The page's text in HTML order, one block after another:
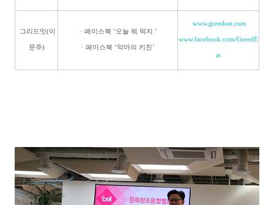
그리드잇(이
문주)
· 페이스북 ‘오늘 뭐 먹지 ’
· 페이스북 ‘악마의 키친’
www.greedeat.com
www.facebook.com/GreedE
at